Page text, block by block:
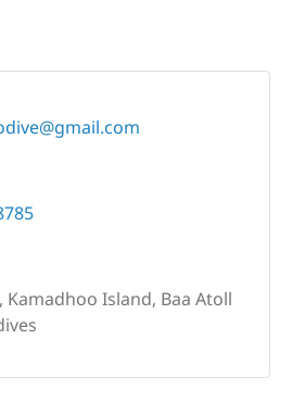
Kamadhoo Island, Baa Atoll